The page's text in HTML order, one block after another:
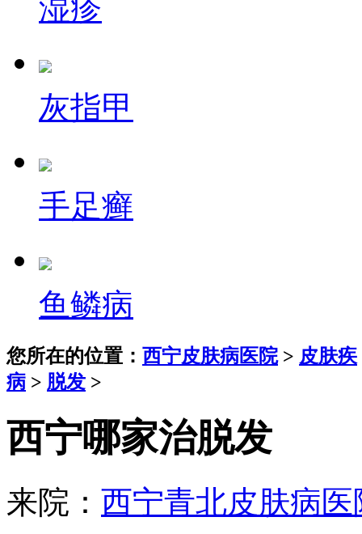
湿疹
灰指甲
手足癣
鱼鳞病
您所在的位置： 西宁皮肤病医院> 皮肤疾
病 > 脱发 >
西宁哪家治脱发
来院： 西宁青北皮肤病医